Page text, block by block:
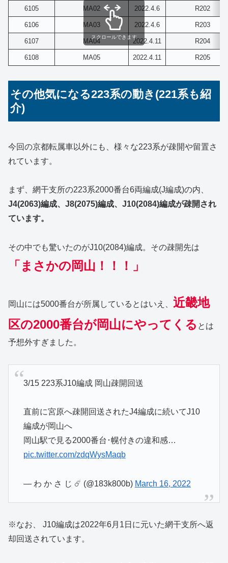
6105 MA02 2022.4.6 R202
6106 MA03 2022.4.6 R203
6107 MA04 2022.4.11 R204
6108 MA05 2022.4.11 R205
スクロールできます
その他気になる223系の動き(221系も紹
介)
今回の京都転属車以外にも、様々な223系が疎開や留置さ
れています。
まず、網干支所の223系2000番台6両編成(J編成)の内、
J4(2063)編成、J8(2075)編成、J10(2084)編成が疎開され
ています。
その中でも驚いたのがJ10(2084)編成。その疎開先は
「まさかの岡山！！！」
岡山には5000番台が所属しているとはいえ、 近畿地
区の2000番台が岡山にやってくる とは
予想外すぎました。
3/15 223系J10編成 岡山疎開回送
直前に宮原へ疎開回送されたJ4編成に続いてJ10
編成が岡山へ
岡山駅で見る2000番台･幌付きの違和感…
pic.twitter.com/zdqWysMaqb
— わ か さ じ ☄️ (@183k800b) March 16, 2022
※なお、 J10編成は2022年6月1日に元いた網干支所へ返
却回送されています。